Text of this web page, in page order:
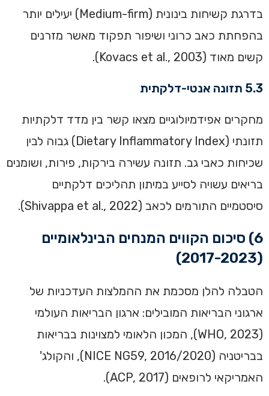
בדרגת קשיחות בינונית (Medium-firm) יעילים יותר
בהפחתת כאב כרוני ושיפור תפקוד מאשר מזרנים
קשים מאוד (Kovacs et al., 2003).
5.3 תזונה אנטי-דלקתית
מחקרים אפידמיולוגיים מצאו קשר בין מדד דלקתיות
תזונתי (Dietary Inflammatory Index) גבוה לבין
שכיחות כאבי גב. תזונה עשירה בירקות, פירות, ושומנים
בריאים עשויה לסייע במיתון תהליכים דלקתיים
סיסטמיים התורמים לכאב (Shivappa et al., 2022).
6) סיכום הקווים המנחים הבינלאומיים
(2017-2023)
הטבלה להלן מסכמת את ההמלצות העדכניות של
ארגוני הבריאות המובילים: ארגון הבריאות העולמי
(WHO, 2023), המכון הלאומי למצוינות בבריאות
בבריטניה (NICE NG59, 2016/2020), והקולג'
האמריקאי לרופאים (ACP, 2017).